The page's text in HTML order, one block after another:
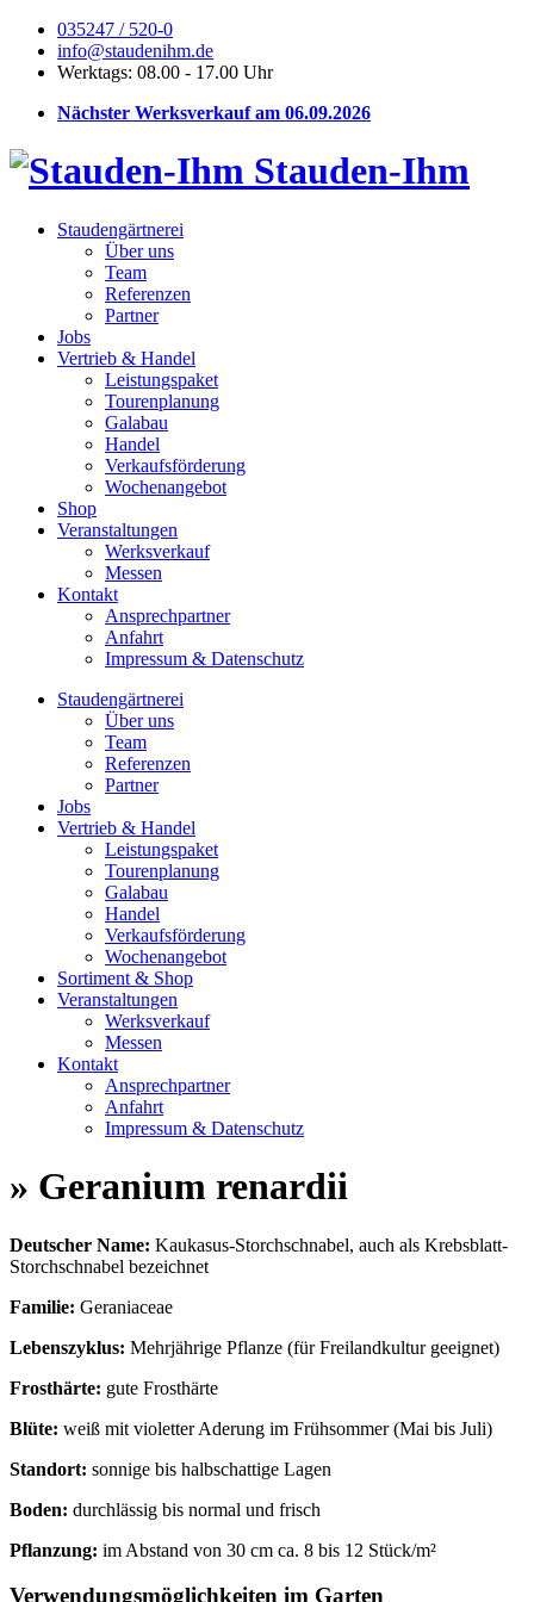
035247 / 520-0
info@staudenihm.de
Werktags: 08.00 - 17.00 Uhr
Nächster Werksverkauf am 06.09.2026
Stauden-Ihm
Staudengärtnerei
Über uns
Team
Referenzen
Partner
Jobs
Vertrieb & Handel
Leistungspaket
Tourenplanung
Galabau
Handel
Verkaufsförderung
Wochenangebot
Shop
Veranstaltungen
Werksverkauf
Messen
Kontakt
Ansprechpartner
Anfahrt
Impressum & Datenschutz
Staudengärtnerei
Über uns
Team
Referenzen
Partner
Jobs
Vertrieb & Handel
Leistungspaket
Tourenplanung
Galabau
Handel
Verkaufsförderung
Wochenangebot
Sortiment & Shop
Veranstaltungen
Werksverkauf
Messen
Kontakt
Ansprechpartner
Anfahrt
Impressum & Datenschutz
» Geranium renardii
Deutscher Name: Kaukasus-Storchschnabel, auch als Krebsblatt-
Storchschnabel bezeichnet
Familie: Geraniaceae
Lebenszyklus: Mehrjährige Pflanze (für Freilandkultur geeignet)
Frosthärte: gute Frosthärte
Blüte: weiß mit violetter Aderung im Frühsommer (Mai bis Juli)
Standort: sonnige bis halbschattige Lagen
Boden: durchlässig bis normal und frisch
Pflanzung: im Abstand von 30 cm ca. 8 bis 12 Stück/m²
Verwendungsmöglichkeiten im Garten